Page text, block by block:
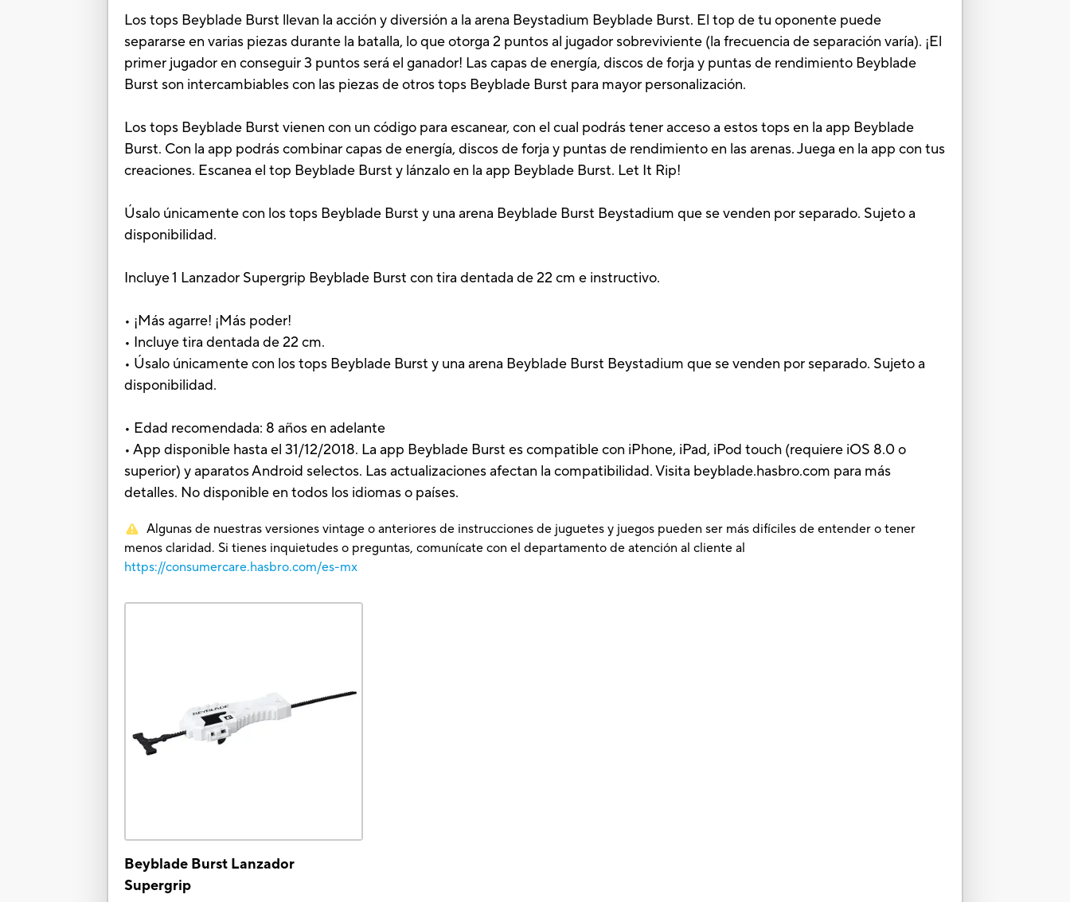
Los tops Beyblade Burst llevan la acción y diversión a la arena Beystadium Beyblade Burst. El top de tu oponente puede
separarse en varias piezas durante la batalla, lo que otorga 2 puntos al jugador sobreviviente (la frecuencia de separación varía). ¡El
primer jugador en conseguir 3 puntos será el ganador! Las capas de energía, discos de forja y puntas de rendimiento Beyblade
Burst son intercambiables con las piezas de otros tops Beyblade Burst para mayor personalización.
Los tops Beyblade Burst vienen con un código para escanear, con el cual podrás tener acceso a estos tops en la app Beyblade
Burst. Con la app podrás combinar capas de energía, discos de forja y puntas de rendimiento en las arenas. Juega en la app con tus
creaciones. Escanea el top Beyblade Burst y lánzalo en la app Beyblade Burst. Let It Rip!
Úsalo únicamente con los tops Beyblade Burst y una arena Beyblade Burst Beystadium que se venden por separado. Sujeto a
disponibilidad.
Incluye 1 Lanzador Supergrip Beyblade Burst con tira dentada de 22 cm e instructivo.
• ¡Más agarre! ¡Más poder!
• Incluye tira dentada de 22 cm.
• Úsalo únicamente con los tops Beyblade Burst y una arena Beyblade Burst Beystadium que se venden por separado. Sujeto a
disponibilidad.
• Edad recomendada: 8 años en adelante
• App disponible hasta el 31/12/2018. La app Beyblade Burst es compatible con iPhone, iPad, iPod touch (requiere iOS 8.0 o
superior) y aparatos Android selectos. Las actualizaciones afectan la compatibilidad. Visita beyblade.hasbro.com para más
detalles. No disponible en todos los idiomas o países.
Algunas de nuestras versiones vintage o anteriores de instrucciones de juguetes y juegos pueden ser más difíciles de entender o tener
menos claridad. Si tienes inquietudes o preguntas, comunícate con el departamento de atención al cliente al
https://consumercare.hasbro.com/es-mx
Beyblade Burst Lanzador
Supergrip